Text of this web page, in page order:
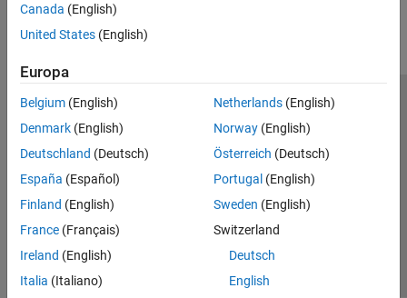
Canada (English)
United States (English)
Europa
Belgium (English)
Denmark (English)
Deutschland (Deutsch)
España (Español)
Finland (English)
France (Français)
Ireland (English)
Italia (Italiano)
Netherlands(English)
Norway(English)
Österreich (Deutsch)
Portugal (English)
Sweden (English)
Switzerland
Deutsch
English
Centro de confianza
Marcas comerciales
Política de privacidad
Antipiratería
Estado de las aplicaciones
Información de contacto
© 1994-2026 The MathWorks, Inc.